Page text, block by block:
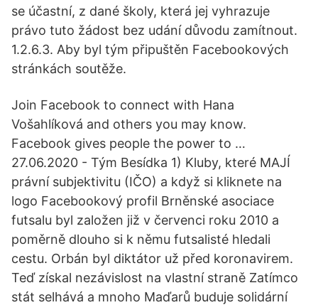
se účastní, z dané školy, která jej vyhrazuje
právo tuto žádost bez udání důvodu zamítnout.
1.2.6.3. Aby byl tým připuštěn Facebookových
stránkách soutěže.
Join Facebook to connect with Hana
Vošahlíková and others you may know.
Facebook gives people the power to …
27.06.2020 - Tým Besídka 1) Kluby, které MAJÍ
právní subjektivitu (IČO) a když si kliknete na
logo Facebookový profil Brněnské asociace
futsalu byl založen již v červenci roku 2010 a
poměrně dlouho si k němu futsalisté hledali
cestu. Orbán byl diktátor už před koronavirem.
Teď získal nezávislost na vlastní straně Zatímco
stát selhává a mnoho Maďarů buduje solidární